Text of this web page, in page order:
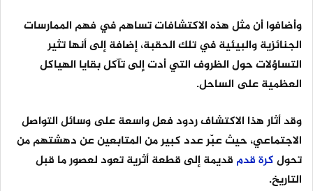
وأضافوا أن مثل هذه الاكتشافات تساهم في فهم الممارسات
الجنائزية والبيئية في تلك الحقبة، إضافة إلى أنها تثير
التساؤلات حول الظروف التي أدت إلى تآكل بقايا الهياكل
العظمية على الساحل.
وقد أثار هذا الاكتشاف ردود فعل واسعة على وسائل التواصل
الاجتماعي، حيث عبّر عدد كبير من المتابعين عن دهشتهم من
تحولكرةقدم قديمة إلى قطعة أثرية تعود لعصور ما قبل
التاريخ.